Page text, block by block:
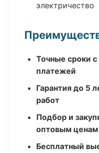
электричество
Точные сроки
платежей
Гарантия до 5
работ
Подбор и
оптовым ценам
Бесплатный